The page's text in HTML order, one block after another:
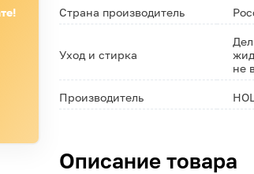
Страна производитель
Уход и стирка
не
Производитель
Описание товара